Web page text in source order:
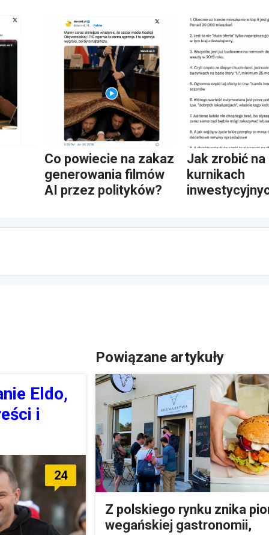
Co powiecie na zakaz
generowania filmów
AI przez polityków?
Jak zrobić na
kurnikach
Eldo,
i
24
Powiązane artykuły
Z polskiego rynku znika
wegańskiej gastronomii,